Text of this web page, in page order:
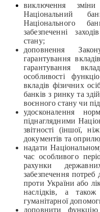
виключення
Національний
Національного
забезпеченні
стану;
доповнення
гарантування
гарантування
особливості
вкладів фізичних
банків з ринку та
воєнного стану чи
удосконалення
піднаглядними
звітності (іншої,
документів та
надати
час особливого
рахунки
забезпечення потреб
проти України або
наслідків, а
гуманітарної
доповнити